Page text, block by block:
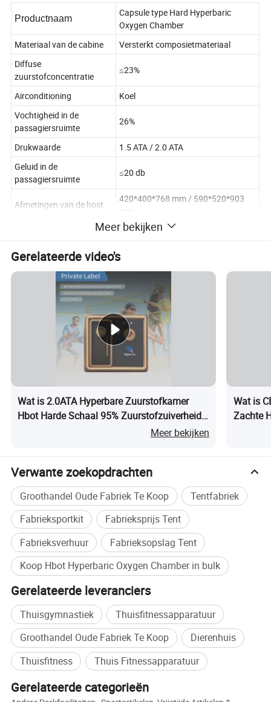
Productnaam
Capsule type Hard Hyperbaric
Oxygen Chamber
Materiaal van de cabine
Versterkt composietmateriaal
Diffuse
zuurstofconcentratie
≤23%
Airconditioning
Koel
Vochtigheid in de
passagiersruimte
26%
Drukwaarde
1.5 ATA / 2.0 ATA
Geluid in de
passagiersruimte
≤20 db
Afmetingen van de host
420*400*768 mm / 590*520*903
Besturingsmodus host
Intelligente bediening
Hostvermogen
Zuurstofdruk
120 kpa - 140 kpa
Geluid tijdens het gebruik
≤50 db
zuurstofconcentratie
93%
Productbeschrijving
De hyperbare zuurstofkamer is een gespecialiseerde medische
apparatuur voor het uitvoeren van hyperbare zuurstoftherapie.
Het is verdeeld in twee soorten, gebaseerd op het drukmedium: De
drukkamer met lucht en de drukkamer met zuivere zuurstof. De
toepassingsmogelijkheden van hyperbare zuurstofkamers zijn
zeer breed, voornamelijk klinisch gebruikt voor de behandeling van
anaerobe bacteriële infecties, CO-vergiftiging, gasebolie,
decompressieziekte, ischemische hypoxische encefalopathie;
traumatische hersenletsel, cerebrovasculaire aandoeningen, enz.
Lijst met onze productnamen:
Medische zuurstofkamer met meerdere personen onder druk,
medische zuurstofkamer met één persoon onder druk,
zuurstofkamer met medische druk voor volwassenen,
zuurstofkamer voor kinderen
Meer bekijken
Gerelateerde video's
Wat is 2.0ATA Hyperbare Zuurstofkamer
Hbot Harde Schaal 95% Zuurstofzuiverheid
Fysiotherapie Apparatuur GroothandelMeer bekijken
Wat is
Zachte
Verwante zoekopdrachten
Groothandel Oude Fabriek Te Koop
Tentfabriek
Fabrieksportkit
Fabrieksprijs Tent
Fabrieksverhuur
Fabrieksopslag Tent
Koop Hbot Hyperbaric Oxygen Chamber in bulk
Gerelateerde leveranciers
Thuisgymnastiek
Thuisfitnessapparatuur
Groothandel Oude Fabriek Te Koop
Dierenhuis
Thuisfitness
Thuis Fitnessapparatuur
Gerelateerde categorieën